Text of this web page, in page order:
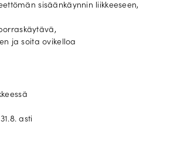
sisäänkäynnin liikkeeseen,
ja soita ovikelloa
asti